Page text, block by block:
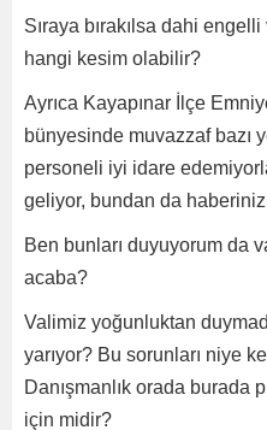
Sıraya bırakılsa dahi
hangi kesim olabilir?
Ayrıca Kayapınar İlçe
bünyesinde muvazzaf bazı
personeli iyi idare
geliyor, bundan da haberiniz
Ben bunları duyuyorum da
acaba?
Valimiz yoğunluktan
yarıyor? Bu sorunları niye
Danışmanlık orada burada
için midir?